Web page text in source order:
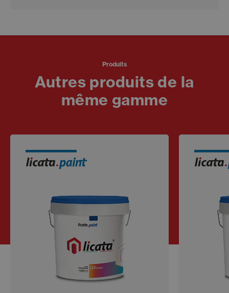
Produits
Autres produits de la
même gamme